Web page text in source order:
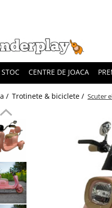
CENTRE DE JOACA
/ Trotinete & biciclete / Scuter